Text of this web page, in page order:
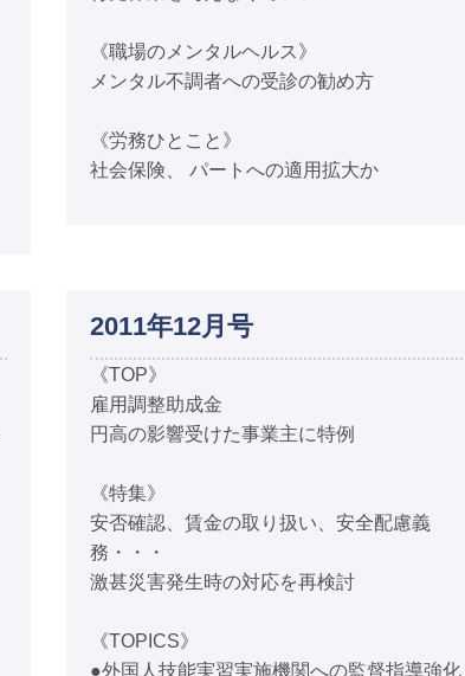
《職場のメンタルヘルス》
メンタル不調者への受診の勧め方
《労務ひとこと》
社会保険、 パートへの適用拡大か
2011年12月号
《TOP》
雇用調整助成金
円高の影響受けた事業主に特例
《特集》
安否確認、賃金の取り扱い、安全配慮義
務・・・
激甚災害発生時の対応を再検討
《TOPICS》
●外国人技能実習実施機関への監督指導強化